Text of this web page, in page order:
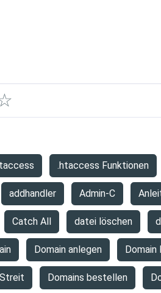
.htaccess Funktionen
addhandler Admin-C
Catch All datei löschen
Domain anlegen Domain
Domains bestellen